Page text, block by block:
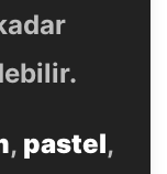
, pastel,